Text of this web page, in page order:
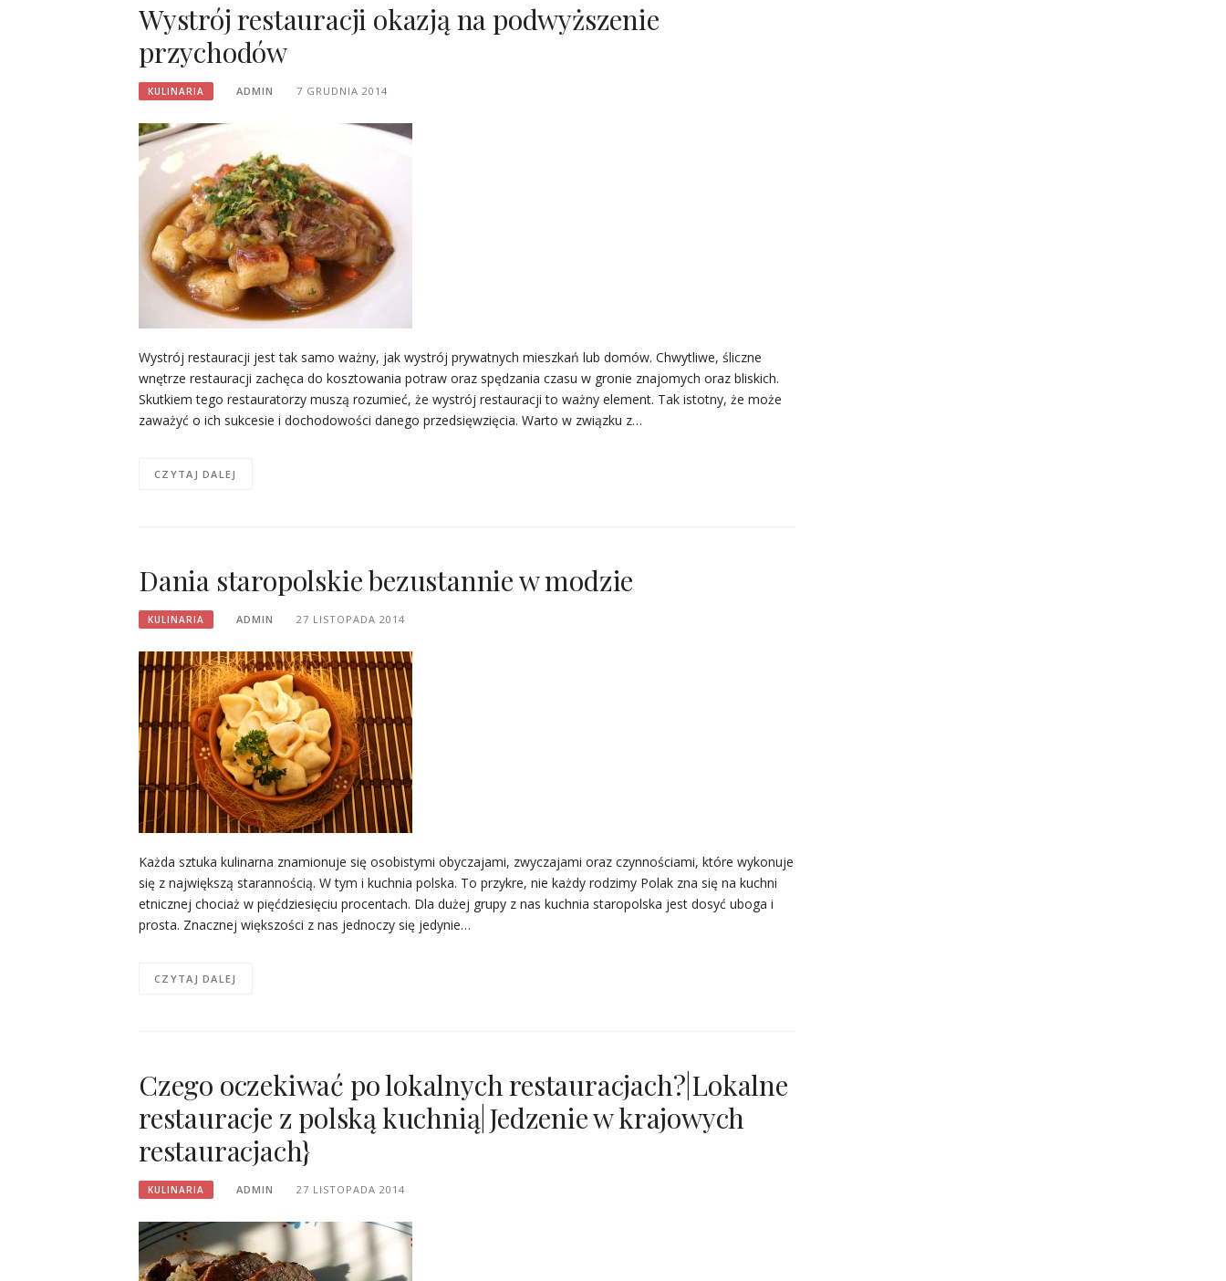
Wystrój restauracji okazją na podwyższenie
przychodów
KULINARIA ADMIN 7 GRUDNIA 2014
Wystrój restauracji jest tak samo ważny, jak wystrój prywatnych mieszkań lub domów. Chwytliwe, śliczne
wnętrze restauracji zachęca do kosztowania potraw oraz spędzania czasu w gronie znajomych oraz bliskich.
Skutkiem tego restauratorzy muszą rozumieć, że wystrój restauracji to ważny element. Tak istotny, że może
zaważyć o ich sukcesie i dochodowości danego przedsięwzięcia. Warto w związku z…
CZYTAJ DALEJ
Dania staropolskie bezustannie w modzie
KULINARIA ADMIN 27 LISTOPADA 2014
Każda sztuka kulinarna znamionuje się osobistymi obyczajami, zwyczajami oraz czynnościami, które wykonuje
się z największą starannością. W tym i kuchnia polska. To przykre, nie każdy rodzimy Polak zna się na kuchni
etnicznej chociaż w pięćdziesięciu procentach. Dla dużej grupy z nas kuchnia staropolska jest dosyć uboga i
prosta. Znacznej większości z nas jednoczy się jedynie…
CZYTAJ DALEJ
Czego oczekiwać po lokalnych restauracjach?|Lokalne
restauracje z polską kuchnią|Jedzenie w krajowych
restauracjach}
KULINARIA ADMIN 27 LISTOPADA 2014